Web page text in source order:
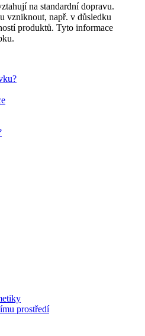
na standardní dopravu.
vzniknout, např. v důsledku
produktů. Tyto informace
prostředí